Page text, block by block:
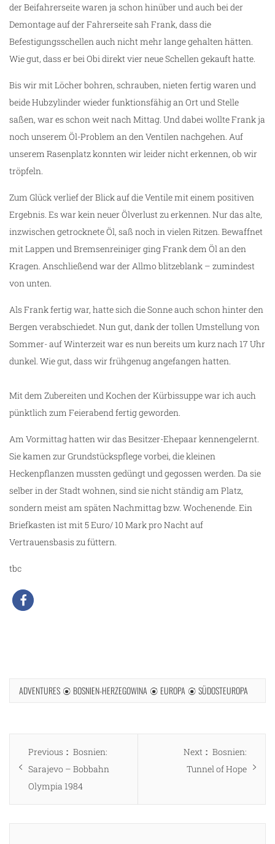
der Beifahrerseite waren ja schon hinüber und auch bei der
Demontage auf der Fahrerseite sah Frank, dass die
Befestigungsschellen auch nicht mehr lange gehalten hätten.
Wie gut, dass er bei Obi direkt vier neue Schellen gekauft hatte.
Bis wir mit Löcher bohren, schrauben, nieten fertig waren und
beide Hubzylinder wieder funktionsfähig an Ort und Stelle
saßen, war es schon weit nach Mittag. Und dabei wollte Frank ja
noch unserem Öl-Problem an den Ventilen nachgehen. Auf
unserem Rasenplatz konnten wir leider nicht erkennen, ob wir
tröpfeln.
Zum Glück verlief der Blick auf die Ventile mit einem positiven
Ergebnis. Es war kein neuer Ölverlust zu erkennen. Nur das alte,
inzwischen getrocknete Öl, saß noch in vielen Ritzen. Bewaffnet
mit Lappen und Bremsenreiniger ging Frank dem Öl an den
Kragen. Anschließend war der Allmo blitzeblank – zumindest
von unten.
Als Frank fertig war, hatte sich die Sonne auch schon hinter den
Bergen verabschiedet. Nun gut, dank der tollen Umstellung von
Sommer- auf Winterzeit war es nun bereits um kurz nach 17 Uhr
dunkel. Wie gut, dass wir frühgenug angefangen hatten.
Mit dem Zubereiten und Kochen der Kürbissuppe war ich auch
pünktlich zum Feierabend fertig geworden.
Am Vormittag hatten wir das Besitzer-Ehepaar kennengelernt.
Sie kamen zur Grundstückspflege vorbei, die kleinen
Heckenpflanzen mussten gedüngt und gegossen werden. Da sie
selber in der Stadt wohnen, sind sie nicht ständig am Platz,
sondern meist am späten Nachmittag bzw. Wochenende. Ein
Briefkasten ist mit 5 Euro/ 10 Mark pro Nacht auf
Vertrauensbasis zu füttern.
tbc
ADVENTURES BOSNIEN-HERZEGOWINA EUROPA SÜDOSTEUROPA
Beitragsnavigation
Previous
Previous
post:
Bosnien:
Sarajevo – Bobbahn
Olympia 1984
Next
Next
post:
Bosnien:
Tunnel of Hope